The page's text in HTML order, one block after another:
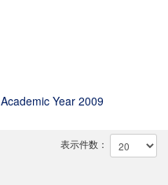
Academic Year 2009
表示件数：